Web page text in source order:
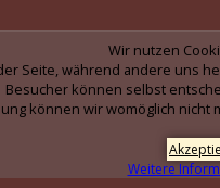
Wir nutzen
Seite, während andere uns
Besucher können selbst
können wir womöglich
Weitere